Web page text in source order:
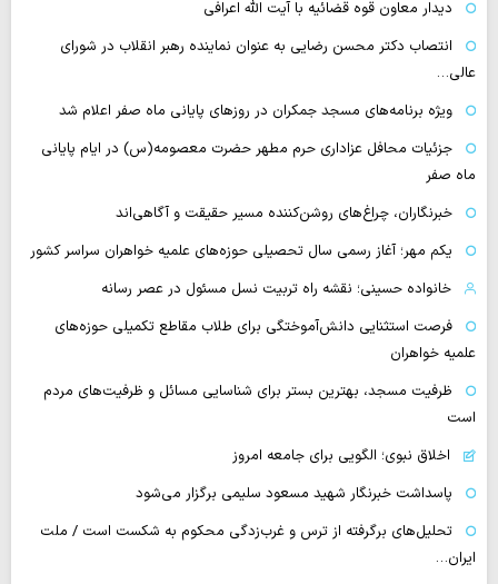
دیدار معاون قوه قضائیه با آیت الله اعرافی
انتصاب دکتر محسن رضایی به عنوان نماینده رهبر انقلاب در شورای
عالی…
‌ویژه برنامه‌های مسجد جمکران در روزهای پایانی ماه صفر اعلام شد
جزئیات محافل عزاداری حرم مطهر حضرت معصومه(س) در ایام پایانی
ماه صفر
خبرنگاران، چراغ‌های روشن‌کننده مسیر حقیقت و آگاهی‌اند
یکم مهر؛ آغاز رسمی سال تحصیلی حوزه‌های علمیه خواهران سراسر کشور
خانواده حسینی؛ نقشه راه تربیت نسل مسئول در عصر رسانه
فرصت استثنایی دانش‌آموختگی برای طلاب مقاطع تکمیلی حوزه‌های
علمیه خواهران
ظرفیت مسجد، بهترین بستر برای شناسایی مسائل و ظرفیت‌های مردم
است
اخلاق نبوی؛ الگویی برای جامعه امروز
پاسداشت خبرنگار شهید مسعود سلیمی برگزار می‌شود
تحلیل‌های برگرفته از ترس و غرب‌زدگی محکوم به شکست است / ملت
ایران…